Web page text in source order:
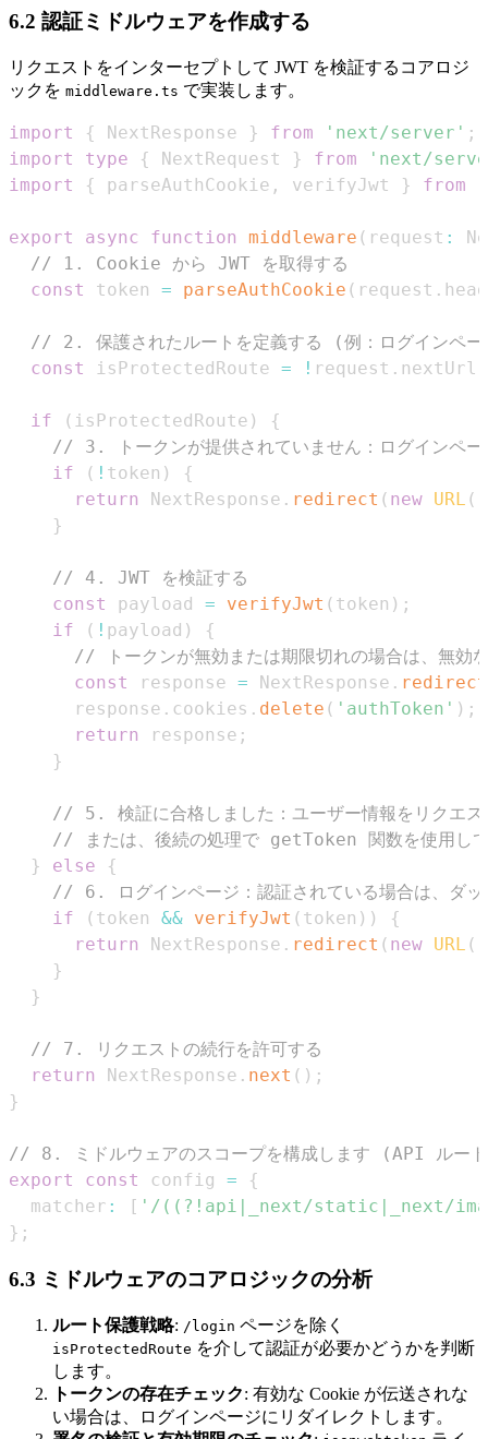
6.2 認証ミドルウェアを作成する
リクエストをインターセプトして JWT を検証するコアロジ
ックを middleware.ts で実装します。
import { NextResponse } from 'next/server' ;
import
type { NextRequest } from
'next/
import
{ parseAuthCookie , verifyJwt } from
export async function middleware ( request :
// 1. Cookie から JWT を取得する
const
token = parseAuthCookie ( request .
// 2. 保護されたルートを定義する (例：ログインペー
const
isProtectedRoute = ! request . nextUrl
if ( isProtectedRoute )
{
// 3. トークンが提供されていません：ログインペー
if
( ! token )
{
return
NextResponse . redirect ( new URL (
}
// 4. JWT を検証する
const
payload = verifyJwt ( token ) ;
if
( ! payload )
{
// トークンが無効または期限切れの場合は、無
const
response = NextResponse . redirect
      response
. cookies . delete ( 'authToken' ) ;
return
response ;
}
// 5. 検証に合格しました：ユーザー情報をリクエス
// または、後続の処理で getToken 関数を使用して
}
else
{
// 6. ログインページ：認証されている場合は、ダッ
if
( token && verifyJwt ( token ) )
{
return
NextResponse . redirect ( new URL (
}
}
// 7. リクエストの続行を許可する
return
NextResponse . next ( ) ;
}
// 8. ミドルウェアのスコープを構成します (API ルート
export
const config =
{
  matcher
: [ '/((?!api|_next/static|_next/
} ;
6.3 ミドルウェアのコアロジックの分析
ルート保護戦略: /login ページを除く
isProtectedRoute を介して認証が必要かどうかを判断
します。
トークンの存在チェック: 有効な Cookie が伝送されな
い場合は、ログインページにリダイレクトします。